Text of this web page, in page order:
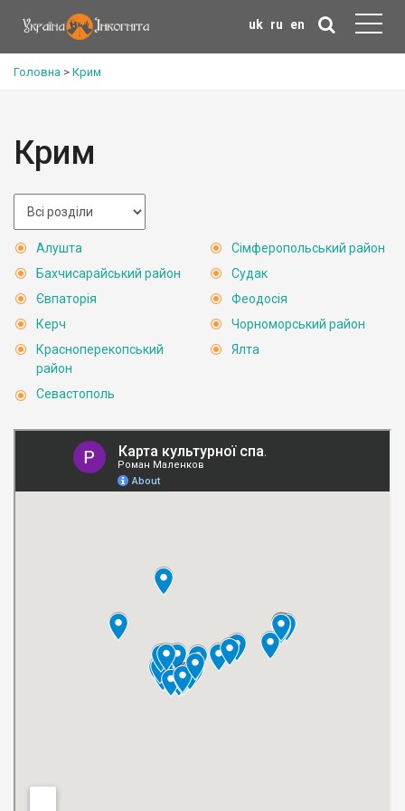
uk ru en
Головна > Крим
Крим
Алушта
Бахчисарайський район
Євпаторія
Керч
Красноперекопський
район
Севастополь
Сімферопольський район
Судак
Феодосія
Чорноморський район
Ялта